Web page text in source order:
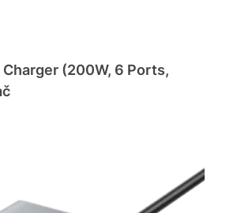
(200W, 6 Ports,